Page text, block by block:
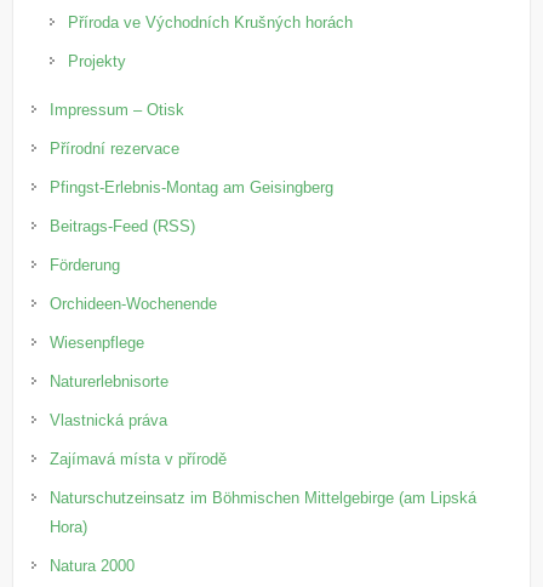
Příroda ve Východních Krušných horách
Projekty
Impressum – Otisk
Přírodní rezervace
Pfingst-Erlebnis-Montag am Geisingberg
Beitrags-Feed (RSS)
Förderung
Orchideen-Wochenende
Wiesenpflege
Naturerlebnisorte
Vlastnická práva
Zajímavá místa v přírodě
Naturschutzeinsatz im Böhmischen Mittelgebirge (am Lipská
Hora)
Natura 2000